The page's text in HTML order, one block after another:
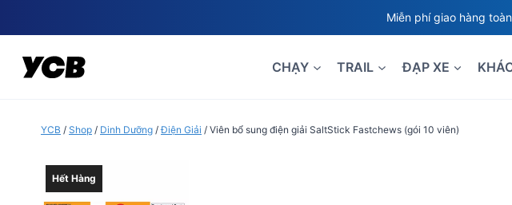
to
content
Miễn phí giao hàng
CHẠY TRAIL ĐẠP XE
YCB / Shop / Dinh Dưỡng /Điện Giải / Viên bổ sung điện giải SaltStick Fastchews (gói 10 viên)
Hết Hàng